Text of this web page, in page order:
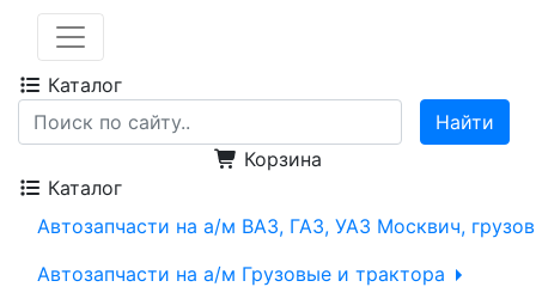
Каталог
Корзина
Каталог
Автозапчасти на а/м ВАЗ, ГАЗ, УАЗ Москвич,
Автозапчасти на а/м Грузовые и трактора